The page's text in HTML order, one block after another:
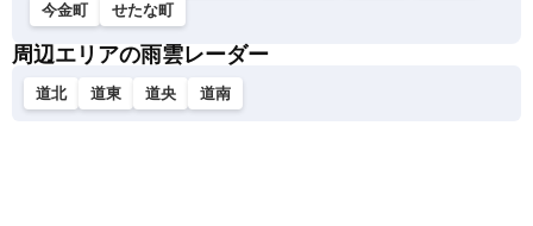
今金町
せたな町
周辺エリアの雨雲レーダー
道北 道東 道央 道南